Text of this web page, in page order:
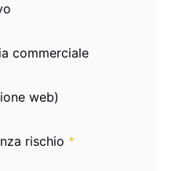
commerciale
web)
rischio *